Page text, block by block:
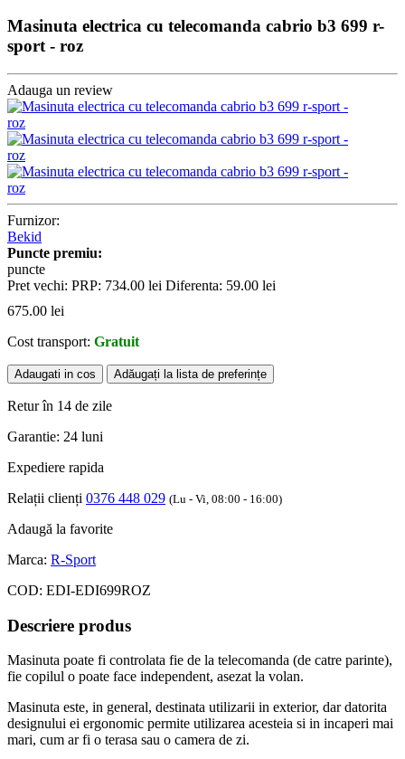
Masinuta electrica cu telecomanda cabrio b3 699 r-
sport - roz
Adauga un review
Furnizor:
Bekid
Puncte premiu:
puncte
Pret vechi: PRP: 734.00 lei Diferenta: 59.00 lei
675.00 lei
Cost transport: Gratuit
Adaugati in cos Adăugați la lista de preferințe
Retur în 14 de zile
Garantie: 24 luni
Expediere rapida
Relații clienți 0376 448 029 (Lu - Vi, 08:00 - 16:00)
Adaugă la favorite
Marca: R-Sport
COD: EDI-EDI699ROZ
Descriere produs
Masinuta poate fi controlata fie de la telecomanda (de catre parinte),
fie copilul o poate face independent, asezat la volan.
Masinuta este, in general, destinata utilizarii in exterior, dar datorita
designului ei ergonomic permite utilizarea acesteia si in incaperi mai
mari, cum ar fi o terasa sau o camera de zi.